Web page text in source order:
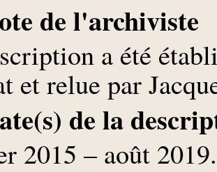
de l'archiviste
a été
et relue par
de la
2015 – août 2019.